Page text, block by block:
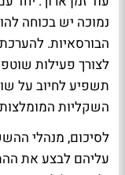
נמוכה יש בכוחה
הבורסאיות.
לצורך פעילות
תשפיע לחיוב על
השקליות המומלצות
לסיכום, מנהלי
עליהם לבצע את